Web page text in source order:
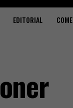
EDITORIAL